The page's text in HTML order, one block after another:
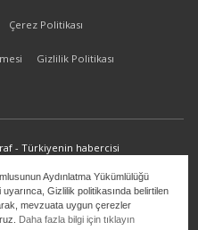
Aydınlatma Yükümlülüğü
uyarınca, Gizlilik politikasında belirtilen
mevzuata uygun çerezler
Daha fazla bilgi için tıklayın
Çerez Politikası
Gizlilik Politikası
- Türkiyenin habercisi